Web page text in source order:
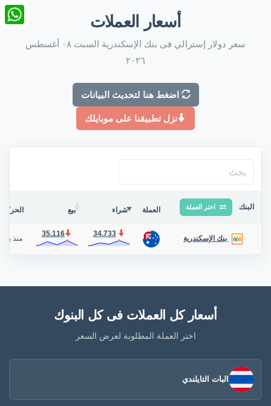
أسعار العملات
سعر دولار إسترالي فى بنك الإسكندرية السبت ٠٨ أغسطس
٢٠٢٦
اضغط هنا لتحديث البيانات
نزل تطبيقنا على موبايلك
البنك اختر العملة العملة شراء بيع الحركة
بنك الإسكندرية
34.733
35.116
منذ يوم
أسعار كل العملات فى كل البنوك
اختر العملة المطلوبة لعرض السعر
البات التايلندي